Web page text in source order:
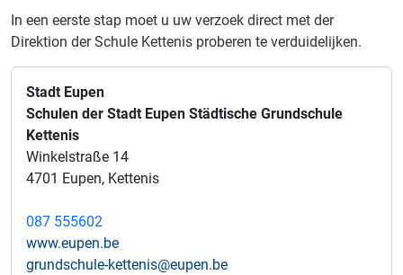
In een eerste stap moet u uw verzoek direct met der
Direktion der Schule Kettenis proberen te verduidelijken.
Stadt Eupen
Schulen der Stadt Eupen Städtische Grundschule
Kettenis
Winkelstraße 14
4701 Eupen, Kettenis
087 555602
www.eupen.be
grundschule-kettenis@eupen.be